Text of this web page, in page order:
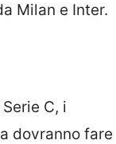
Milan e Inter.
C, i
dovranno fare